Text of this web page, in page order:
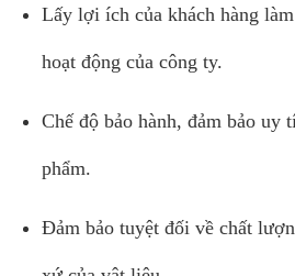
Lấy lợi ích của khách hàng
hoạt động của công ty.
Chế độ bảo hành, đảm bảo uy
phẩm.
Đảm bảo tuyệt đối về chất